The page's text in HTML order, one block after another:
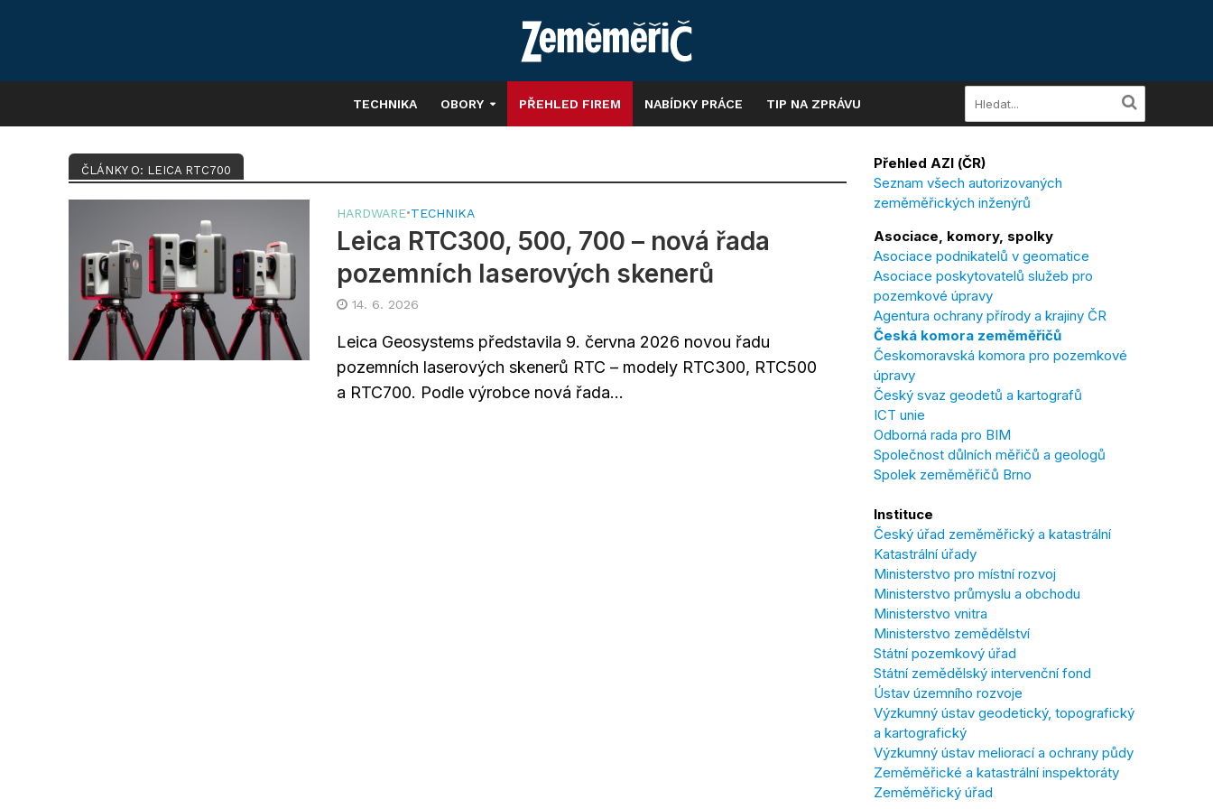
TECHNIKA OBORY PŘEHLED FIREM NABÍDKY PRÁCE TIP NA ZPRÁVU
ČLÁNKY O: LEICA RTC700
HARDWARE•TECHNIKA
Leica RTC300, 500, 700 – nová řada
pozemních laserových skenerů
14. 6. 2026
Leica Geosystems představila 9. června 2026 novou řadu
pozemních laserových skenerů RTC – modely RTC300, RTC500
a RTC700. Podle výrobce nová řada...
Přehled AZI (ČR)
Seznam všech autorizovaných
zeměměřických inženýrů
Asociace, komory, spolky
Asociace podnikatelů v geomatice
Asociace poskytovatelů služeb pro
pozemkové úpravy
Agentura ochrany přírody a krajiny ČR
Česká komora zeměměřičů
Českomoravská komora pro pozemkové
úpravy
Český svaz geodetů a kartografů
ICT unie
Odborná rada pro BIM
Společnost důlních měřičů a geologů
Spolek zeměměřičů Brno
Instituce
Český úřad zeměměřický a katastrální
Katastrální úřady
Ministerstvo pro místní rozvoj
Ministerstvo průmyslu a obchodu
Ministerstvo vnitra
Ministerstvo zemědělství
Státní pozemkový úřad
Státní zemědělský intervenční fond
Ústav územního rozvoje
Výzkumný ústav geodetický, topografický
a kartografický
Výzkumný ústav meliorací a ochrany půdy
Zeměměřické a katastrální inspektoráty
Zeměměřický úřad